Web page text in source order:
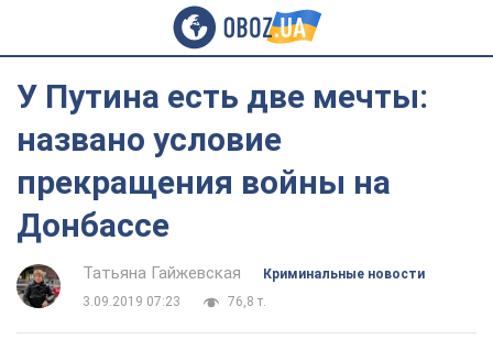
У Путина есть две мечты:
названо условие
прекращения войны на
Донбассе
Татьяна Гайжевская
Криминальные новости
3.09.2019 07:23
76,8 т.